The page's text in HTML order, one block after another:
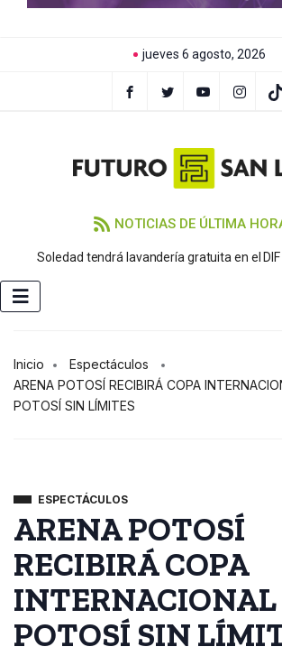
jueves 6 agosto, 2026
NOTICIAS DE ÚLTIMA
Soledad tendrá lavandería gratuita en el
Inicio
Espectáculos
ARENA POTOSÍ RECIBIRÁ COPA
POTOSÍ SIN LÍMITES
ESPECTÁCULOS
ARENA POTOSÍ
RECIBIRÁ COPA
POTOSÍ SIN